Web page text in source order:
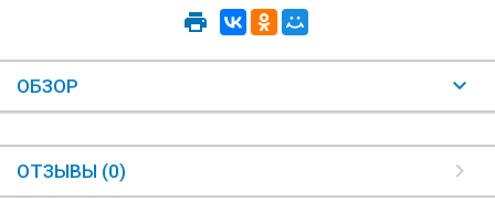
ОБЗОР
ОТЗЫВЫ (0)